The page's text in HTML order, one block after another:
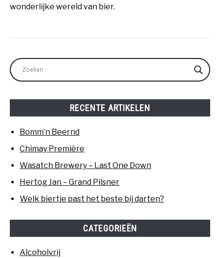
wonderlijke wereld van bier.
RECENTE ARTIKELEN
Bomm’n Beernd
Chimay Première
Wasatch Brewery – Last One Down
Hertog Jan – Grand Pilsner
Welk biertje past het beste bij darten?
CATEGORIEËN
Alcoholvrij